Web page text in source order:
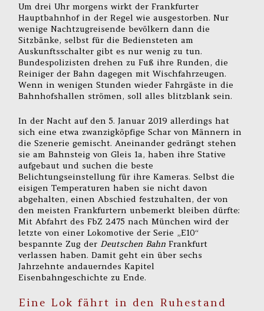
Um drei Uhr morgens wirkt der Frankfurter
Hauptbahnhof in der Regel wie ausgestorben. Nur
wenige Nachtzugreisende bevölkern dann die
Sitzbänke, selbst für die Bediensteten am
Auskunftsschalter gibt es nur wenig zu tun.
Bundespolizisten drehen zu Fuß ihre Runden, die
Reiniger der Bahn dagegen mit Wischfahrzeugen.
Wenn in wenigen Stunden wieder Fahrgäste in die
Bahnhofshallen strömen, soll alles blitzblank sein.
In der Nacht auf den 5. Januar 2019 allerdings hat
sich eine etwa zwanzigköpfige Schar von Männern in
die Szenerie gemischt. Aneinander gedrängt stehen
sie am Bahnsteig von Gleis 1a, haben ihre Stative
aufgebaut und suchen die beste
Belichtungseinstellung für ihre Kameras. Selbst die
eisigen Temperaturen haben sie nicht davon
abgehalten, einen Abschied festzuhalten, der von
den meisten Frankfurtern unbemerkt bleiben dürfte:
Mit Abfahrt des FbZ 2475 nach München wird der
letzte von einer Lokomotive der Serie „E10“
bespannte Zug der Deutschen Bahn Frankfurt
verlassen haben. Damit geht ein über sechs
Jahrzehnte andauerndes Kapitel
Eisenbahngeschichte zu Ende.
Eine Lok fährt in den Ruhestand